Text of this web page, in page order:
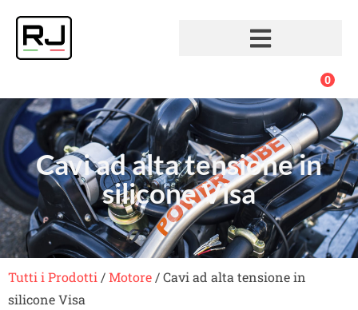
0
Cavi ad alta tensione in
silicone Visa
Tutti i Prodotti /Motore / Cavi ad alta tensione in
silicone Visa